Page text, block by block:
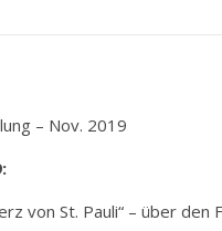
– Nov. 2019
von St. Pauli“ – über den